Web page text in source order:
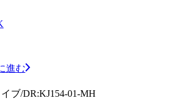
進む
ブ/DR:KJ154-01-MH